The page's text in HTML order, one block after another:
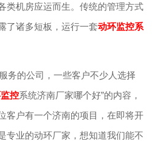
类机房应运而生。传统的管理方式
了诸多短板，运行一套动环监控系
务的公司，一些客户不少人选择
控系统济南厂家哪个好”的内容，
客户有一个济南的项目，在即将开
专业的动环厂家，想知道我们能不